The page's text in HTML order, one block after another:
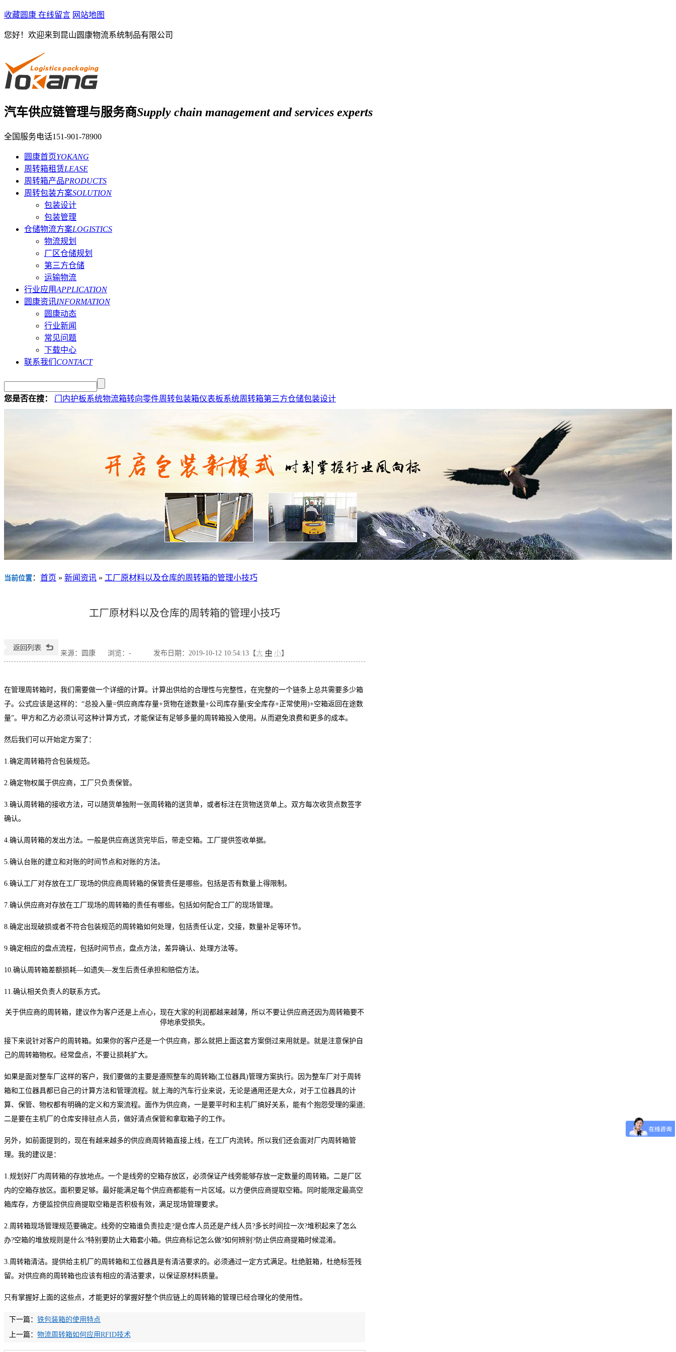
收藏圆康 在线留言 网站地图
您好！欢迎来到昆山圆康物流系统制品有限公司
汽车供应链管理与服务商Supply chain management and services experts
全国服务电话151-901-78900
圆康首页YOKANG
周转箱租赁LEASE
周转箱产品PRODUCTS
周转包装方案SOLUTION
包装设计
包装管理
仓储物流方案LOGISTICS
物流规划
厂区仓储规划
第三方仓储
运输物流
行业应用APPLICATION
圆康资讯INFORMATION
圆康动态
行业新闻
常见问题
下载中心
联系我们 CONTACT
您是否在搜： 门内护板系统物流箱转向零件周转包装箱仪表板系统周转箱第三方仓储包装设计
当前位置 ： 首页 » 新闻资讯 » 工厂原材料以及仓库的周转箱的管理小技巧
工厂原材料以及仓库的周转箱的管理小技巧
来源：圆康 浏览： - 发布日期：2019-10-12 10:54:13【大 中 小】
在管理周转箱时，我们需要做一个详细的计算。计算出供给的合理性与完整性，在完整的一个链条上总共需要多少箱
子。公式应该是这样的：“总投入量=供应商库存量+货物在途数量+公司库存量(安全库存+正常使用)+空箱返回在途数
量”。甲方和乙方必须认可这种计算方式，才能保证有足够多量的周转箱投入使用。从而避免浪费和更多的成本。
然后我们可以开始定方案了：
1.确定周转箱符合包装规范。
2.确定物权属于供应商，工厂只负责保管。
3.确认周转箱的接收方法，可以随货单独附一张周转箱的送货单，或者标注在货物送货单上。双方每次收货点数签字
确认。
4.确认周转箱的发出方法。一般是供应商送货完毕后，带走空箱。工厂提供签收单据。
5.确认台账的建立和对账的时间节点和对账的方法。
6.确认工厂对存放在工厂现场的供应商周转箱的保管责任是哪些。包括是否有数量上得限制。
7.确认供应商对存放在工厂现场的周转箱的责任有哪些。包括如何配合工厂的现场管理。
8.确定出现破损或者不符合包装规范的周转箱如何处理，包括责任认定，交接，数量补足等环节。
9.确定相应的盘点流程，包括时间节点，盘点方法，差异确认、处理方法等。
10.确认周转箱差额损耗—如遗失—发生后责任承担和赔偿方法。
11.确认相关负责人的联系方式。
关于供应商的周转箱，建议作为客户还是上点心，现在大家的利润都越来越薄，所以不要让供应商还因为周转箱要不
停地承受损失。
接下来说针对客户的周转箱。如果你的客户还是一个供应商，那么就把上面这套方案倒过来用就是。就是注意保护自
己的周转箱物权。经常盘点，不要让损耗扩大。
如果是面对整车厂这样的客户，我们要做的主要是遵照整车的周转箱(工位器具)管理方案执行。因为整车厂对于周转
箱和工位器具都已自己的计算方法和管理流程。就上海的汽车行业来说，无论是通用还是大众，对于工位器具的计
算、保管、物权都有明确的定义和方案流程。面作为供应商，一是要平时和主机厂搞好关系，能有个抱怨受理的渠道;
二是要在主机厂的仓库安排驻点人员，做好清点保管和拿取箱子的工作。
另外，如前面提到的，现在有越来越多的供应商周转箱直接上线，在工厂内流转。所以我们还会面对厂内周转箱管
理。我的建议是：
1.规划好厂内周转箱的存放地点。一个是线旁的空箱存放区，必须保证产线旁能够存放一定数量的周转箱。二是厂区
内的空箱存放区。面积要足够。最好能满足每个供应商都能有一片区域。以方便供应商提取空箱。同时能限定最高空
箱库存，方便监控供应商提取空箱是否积极有效，满足现场管理要求。
2.周转箱现场管理规范要确定。线旁的空箱谁负责拉走?是仓库人员还是产线人员?多长时间拉一次?堆积起来了怎么
办?空箱的堆放规则是什么?特别要防止大箱套小箱。供应商标记怎么做?如何辨别?防止供应商提箱时候混淆。
3.周转箱清洁。提供给主机厂的周转箱和工位器具是有清洁要求的。必须通过一定方式满足。杜绝脏箱，杜绝标签残
留。对供应商的周转箱也应该有相应的清洁要求，以保证原材料质量。
只有掌握好上面的这些点，才能更好的掌握好整个供应链上的周转箱的管理已经合理化的使用性。
下一篇： 铁包装箱的使用特点
上一篇： 物流周转箱如何应用RFID技术